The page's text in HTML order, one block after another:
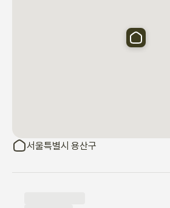
서울특별시 용산구